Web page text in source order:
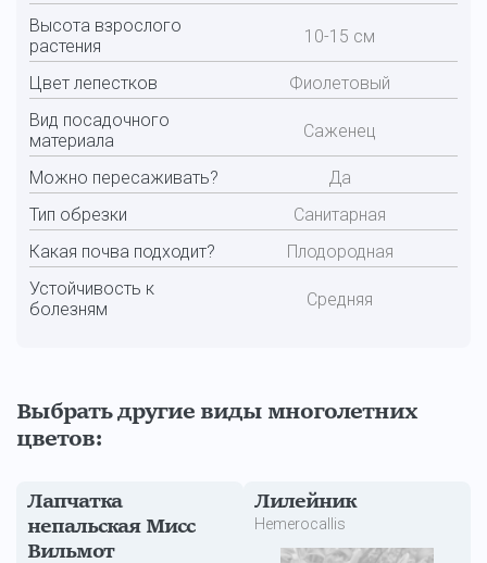
Высота взрослого
растения
10-15 см
Цвет лепестков
Фиолетовый
Вид посадочного
материала
Саженец
Можно пересаживать?
Да
Тип обрезки
Санитарная
Какая почва подходит?
Плодородная
Устойчивость к
болезням
Средняя
Выбрать другие виды многолетних
цветов:
Лапчатка
непальская Мисс
Вильмот
Лилейник
Hemerocallis